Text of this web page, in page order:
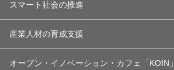
スマート社会の推進
産業人材の育成支援
オープン・イノベーション・カフェ「KOIN」